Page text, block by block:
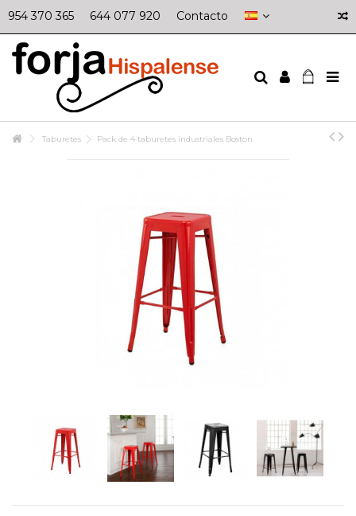
954 370 365 644 077 920 Contacto
Taburetes Pack de 4 taburetes industriales Boston